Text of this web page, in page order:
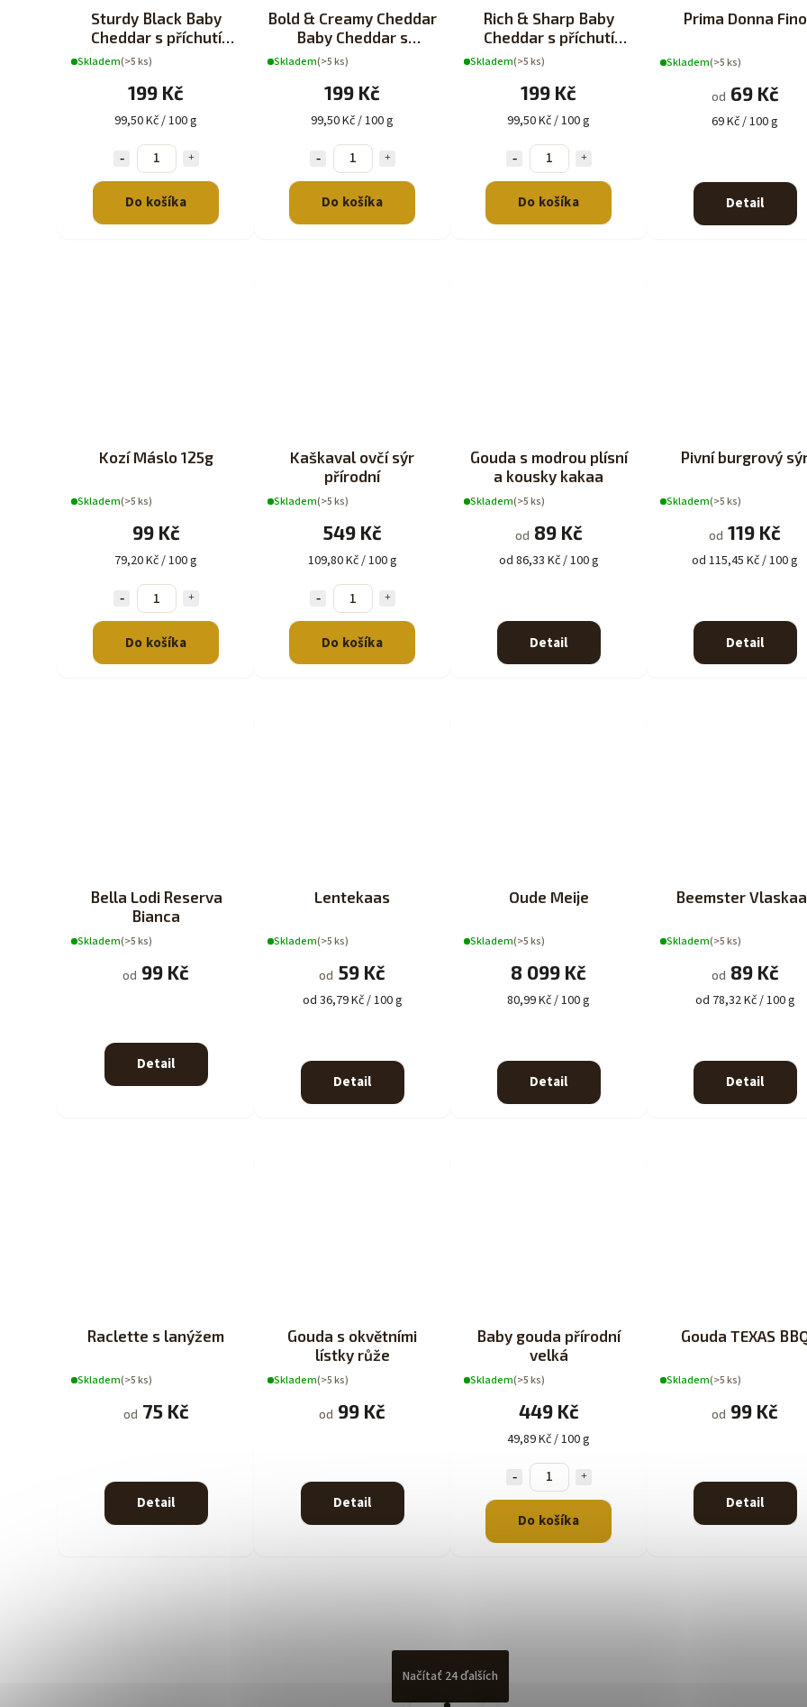
Sturdy Black Baby
Cheddar s příchutí
200g
Skladem(>5 ks)
199 Kč
99,50 Kč / 100 g
Do košíka
Bold & Creamy Cheddar
Baby Cheddar s
příchutí 200g
Skladem(>5 ks)
199 Kč
99,50 Kč / 100 g
Do košíka
Rich & Sharp Baby
Cheddar s příchutí
200g
Skladem(>5 ks)
199 Kč
99,50 Kč / 100 g
Do košíka
Prima Donna Fino
Skladem(>5 ks)
od 69 Kč
69 Kč / 100 g
Detail
Kozí Máslo 125g
Skladem(>5 ks)
99 Kč
79,20 Kč / 100 g
Do košíka
Kaškaval ovčí sýr
přírodní
Skladem(>5 ks)
549 Kč
109,80 Kč / 100 g
Do košíka
Gouda s modrou plísní
a kousky kakaa
Skladem(>5 ks)
od 89 Kč
od 86,33 Kč / 100 g
Detail
Pivní burgrový
Skladem(>5 ks)
od 119 Kč
od 115,45 Kč / 100 g
Detail
Bella Lodi Reserva
Bianca
Skladem(>5 ks)
od 99 Kč
Detail
Lentekaas
Skladem(>5 ks)
od 59 Kč
od 36,79 Kč / 100 g
Detail
Oude Meije
Skladem(>5 ks)
8 099 Kč
80,99 Kč / 100 g
Detail
Beemster
Skladem(>5 ks)
od 89 Kč
od 78,32 Kč / 100 g
Detail
Raclette s lanýžem
Skladem(>5 ks)
od 75 Kč
Detail
Gouda s okvětními
lístky růže
Skladem(>5 ks)
od 99 Kč
Detail
Baby gouda přírodní
velká
Skladem(>5 ks)
449 Kč
49,89 Kč / 100 g
Do košíka
Gouda TEXAS
Skladem(>5 ks)
od 99 Kč
Detail
Načítať 24 ďalších